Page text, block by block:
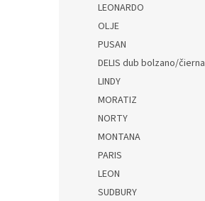
LEONARDO
OLJE
PUSAN
DELIS dub bolzano/čierna
LINDY
MORATIZ
NORTY
MONTANA
PARIS
LEON
SUDBURY